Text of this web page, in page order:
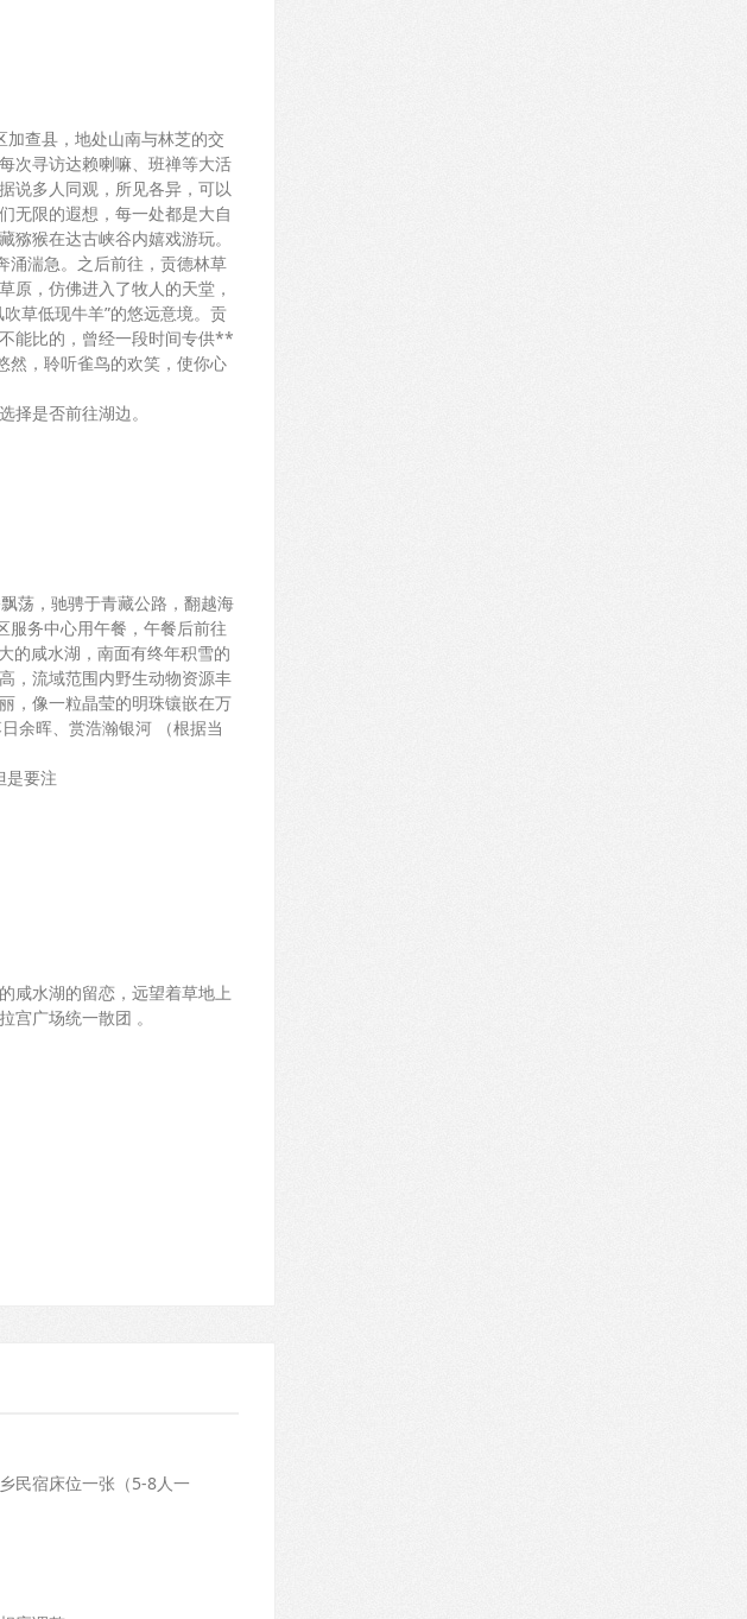
查县，地处山南与林芝的交
次寻访达赖喇嘛、班禅等大活
说多人同观，所见各异，可以
无限的遐想，每一处都是大自
猴在达古峡谷内嬉戏游玩。
涌湍急。之后前往，贡德林草
原，仿佛进入了牧人的天堂，
草低现牛羊”的悠远意境。贡
能比的，曾经一段时间专供**
然，聆听雀鸟的欢笑，使你心
是否前往湖边。
荡，驰骋于青藏公路，翻越海
服务中心用午餐，午餐后前往
的咸水湖，南面有终年积雪的
，流域范围内野生动物资源丰
，像一粒晶莹的明珠镶嵌在万
余晖、赏浩瀚银河 （根据当
是要注
咸水湖的留恋，远望着草地上
宫广场统一散团 。
民宿床位一张（5-8人一